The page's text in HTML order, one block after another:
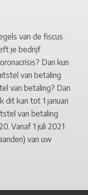
van de fiscus
je bedrijf
Dan kun
van betaling
van betaling? Dan
dit kan tot 1 januari
van betaling
Vanaf 1 juli 2021
van uw